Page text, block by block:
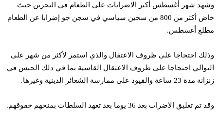
وشهد شهر أغسطس أكبر الاضرابات على الطعام في البحرين حيث
خاض أكثر من 800 من سجين سياسي في سجن جو إضرابا عن الطعام
مطلع أغسطس.
وذلك احتجاجا على ظروف الاعتقال والذي استمر لأكثر من شهر على
التوالي احتجاجا على ظروف الاعتقال القاسية بما في ذلك الحبس في
زنزانة مدة 23 ساعة والقيود على ممارسة الشعائر الدينية وغيرها.
وقد تم تعليق الاضراب بعد 36 يوما بعد تعهد السلطات بمنحهم حقوقهم.